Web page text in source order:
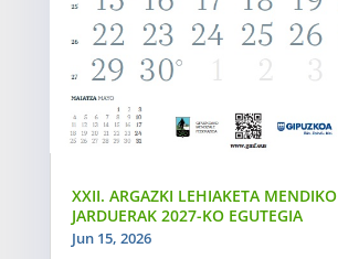
XXII. ARGAZKI LEHIAKETA MENDIKO
JARDUERAK 2027-KO EGUTEGIA
Jun 15, 2026